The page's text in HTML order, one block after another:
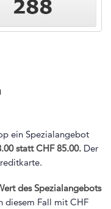
ein Spezialangebot
statt CHF 85.00. Der
des Spezialangebots
diesem Fall mit CHF